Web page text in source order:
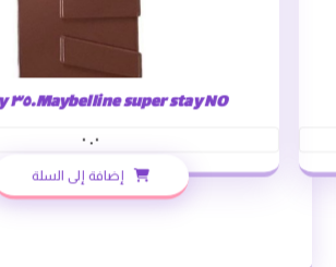
Maybelline super stay NO.٣٥ cheeky
٠.٠
إضافة إلى السلة